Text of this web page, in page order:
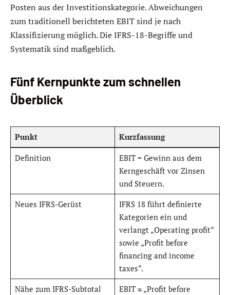
Posten aus der Investitionskategorie. Abweichungen
zum traditionell berichteten EBIT sind je nach
Klassifizierung möglich. Die IFRS-18-Begriffe und
Systematik sind maßgeblich.
Fünf Kernpunkte zum schnellen
Überblick
Punkt Kurzfassung
Definition
EBIT = Gewinn aus dem
Kerngeschäft vor Zinsen
und Steuern.
Neues IFRS-Gerüst
IFRS 18 führt definierte
Kategorien ein und
verlangt „Operating profit“
sowie „Profit before
financing and income
taxes“.
Nähe zum IFRS-Subtotal
EBIT ≈ „Profit before